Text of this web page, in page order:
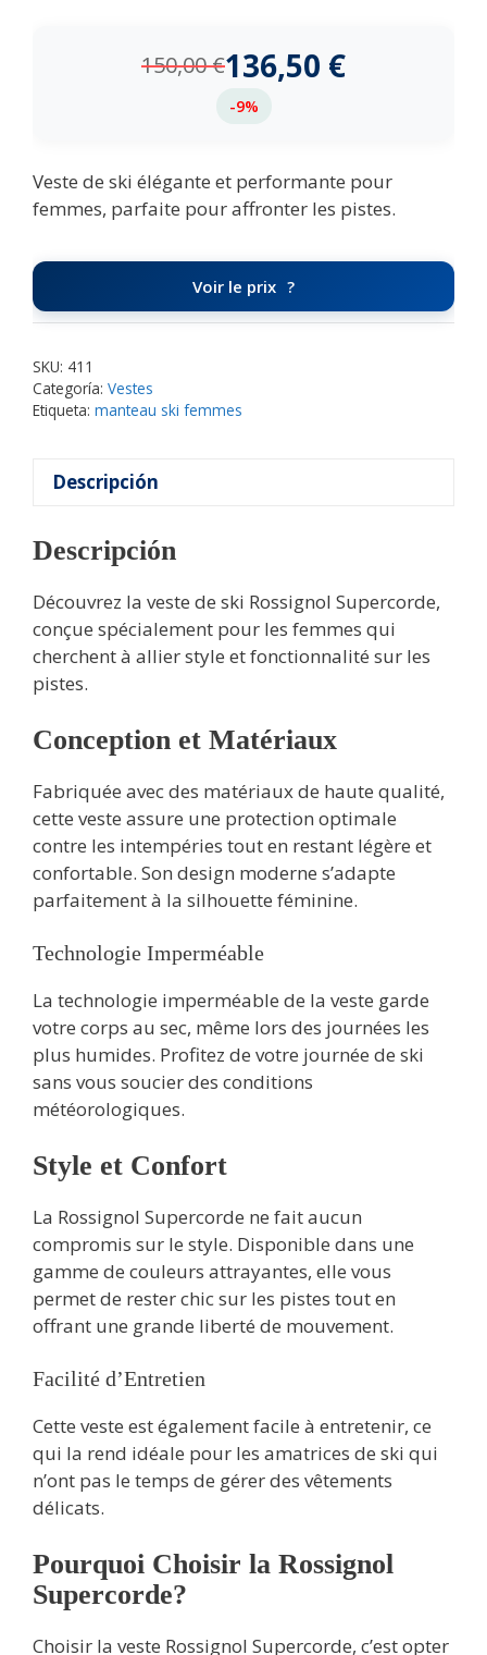
150,00€136,50 €
-9%
Veste de ski élégante et performante pour
femmes, parfaite pour affronter les pistes.
Voir le prix
SKU: 411
Categoría: Vestes
Etiqueta: manteau ski femmes
Descripción
Descripción
Découvrez la veste de ski Rossignol Supercorde,
conçue spécialement pour les femmes qui
cherchent à allier style et fonctionnalité sur les
pistes.
Conception et Matériaux
Fabriquée avec des matériaux de haute qualité,
cette veste assure une protection optimale
contre les intempéries tout en restant légère et
confortable. Son design moderne s’adapte
parfaitement à la silhouette féminine.
Technologie Imperméable
La technologie imperméable de la veste garde
votre corps au sec, même lors des journées les
plus humides. Profitez de votre journée de ski
sans vous soucier des conditions
météorologiques.
Style et Confort
La Rossignol Supercorde ne fait aucun
compromis sur le style. Disponible dans une
gamme de couleurs attrayantes, elle vous
permet de rester chic sur les pistes tout en
offrant une grande liberté de mouvement.
Facilité d’Entretien
Cette veste est également facile à entretenir, ce
qui la rend idéale pour les amatrices de ski qui
n’ont pas le temps de gérer des vêtements
délicats.
Pourquoi Choisir la Rossignol
Supercorde?
Choisir la veste Rossignol Supercorde, c’est opter